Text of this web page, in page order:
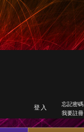
登入
忘記密碼
我要註冊